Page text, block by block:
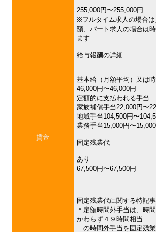
賃金
255,000円〜255,000円
※フルタイム求人の場合
額、パート求人の場合は
ます
給与報酬の詳細
基本給（月額平均）又は
46,000円〜46,000円
定額的に支払われる手当
家族補償手当22,000円〜
地域手当104,500円〜
業務手当15,000円〜
固定残業代
あり
67,500円〜67,500円
固定残業代に関する特記
＊定額時間外手当は、時
かわらず４９時間相当
の時間外手当を固定残業